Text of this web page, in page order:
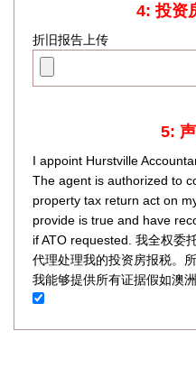
4: 投资
折旧报告上传
5:
I appoint Hurstville
The agent is authorized to
property tax return act on
provide is true and have
if ATO requested. 我全权委
代理处理我的投资房报税。
我能够提供所有证据假如澳洲